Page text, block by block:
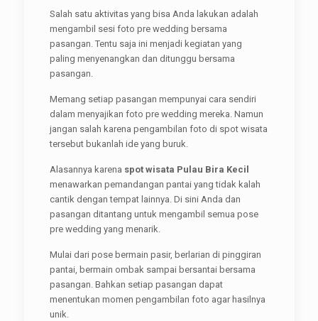
Salah satu aktivitas yang bisa Anda lakukan adalah
mengambil sesi foto pre wedding bersama
pasangan. Tentu saja ini menjadi kegiatan yang
paling menyenangkan dan ditunggu bersama
pasangan.
Memang setiap pasangan mempunyai cara sendiri
dalam menyajikan foto pre wedding mereka. Namun
jangan salah karena pengambilan foto di spot wisata
tersebut bukanlah ide yang buruk.
Alasannya karena spot wisata Pulau Bira Kecil
menawarkan pemandangan pantai yang tidak kalah
cantik dengan tempat lainnya. Di sini Anda dan
pasangan ditantang untuk mengambil semua pose
pre wedding yang menarik.
Mulai dari pose bermain pasir, berlarian di pinggiran
pantai, bermain ombak sampai bersantai bersama
pasangan. Bahkan setiap pasangan dapat
menentukan momen pengambilan foto agar hasilnya
unik.